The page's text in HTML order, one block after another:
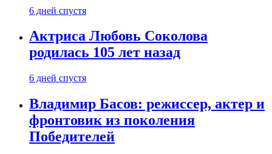
6 дней спустя
Актриса Любовь Соколова
родилась 105 лет назад
6 дней спустя
Владимир Басов: режиссер, актер и
фронтовик из поколения
Победителей